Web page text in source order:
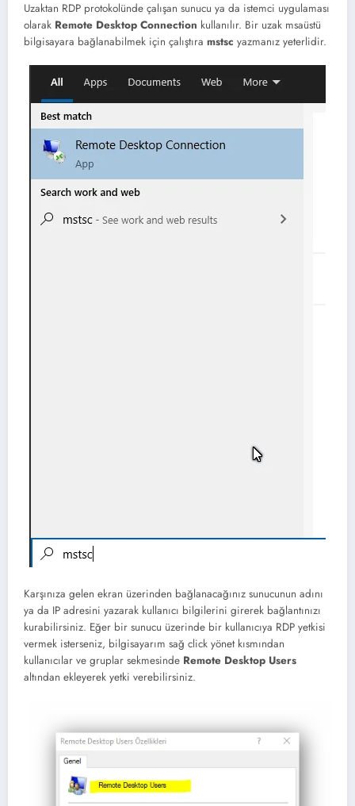
Uzaktan RDP protokolünde çalışan sunucu ya da istemci uygulaması
olarak Remote Desktop Connection kullanılır. Bir uzak msaüstü
bilgisayara bağlanabilmek için çalıştıra mstsc yazmanız yeterlidir.
Karşınıza gelen ekran üzerinden bağlanacağınız sunucunun adını
ya da IP adresini yazarak kullanıcı bilgilerini girerek bağlantınızı
kurabilirsiniz. Eğer bir sunucu üzerinde bir kullanıcıya RDP yetkisi
vermek isterseniz, bilgisayarım sağ click yönet kısmından
kullanıcılar ve gruplar sekmesinde Remote Desktop Users
altından ekleyerek yetki verebilirsiniz.